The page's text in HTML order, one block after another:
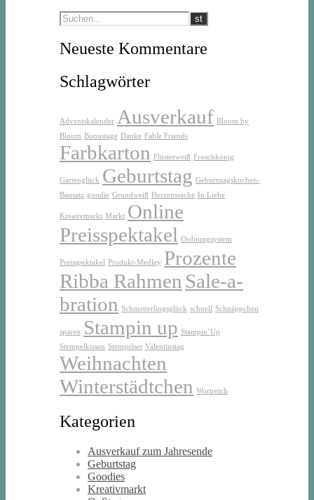
Neueste Kommentare
Schlagwörter
Adventskalender Ausverkauf Bloom by
Bloom Bonustage Danke Fable Friends
Farbkarton Flüsterweiß Froschkönig
Gartenglück Geburtstag Geburtstagskuchen-
Bausatz goodie Grundweiß Herzenssache In Liebe
Kreativmarkt Markt Online
Preisspektakel
Ordnungsystem
Preisspektakel Produkt-Medley Prozente
Ribba Rahmen Sale-a-
bration Schmetterlingsglück schnell Schnäppchen
sparen Stampin up Stampin’Up
Stempelkissen Stempelset Valentinstag
Weihnachten
Winterstädtchen Wortreich
Kategorien
Ausverkauf zum Jahresende
Geburtstag
Goodies
Kreativmarkt